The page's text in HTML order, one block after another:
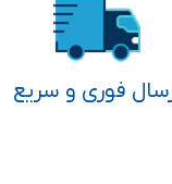
فوری و سریع